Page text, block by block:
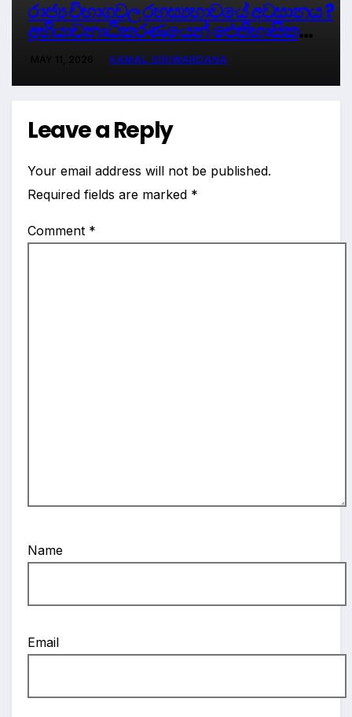
රාජ්‍ය විභාගවල රහස්‍යභාවයේ අවසානය ?
අභියාචනාධිකරණයෙන් ඓතිහාසික
තීන්දුවක්. KAMAL SIRIWARDANA
Leave a Reply
Your email address will not be published.
Required fields are marked *
Comment *
Name
Email